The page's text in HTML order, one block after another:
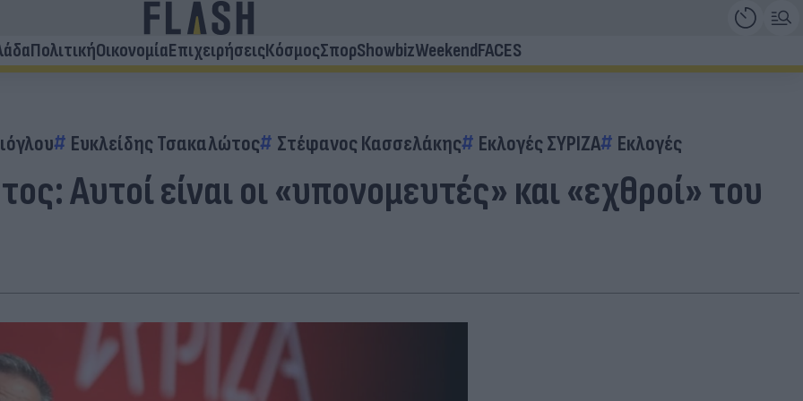
ΠολιτικήΟικονομίαΕπιχειρήσειςΚόσμοςΣπορShowbizWeekendFACES
Ευκλείδης Τσακαλώτος Στέφανος Κασσελάκης Εκλογές ΣΥΡΙΖΑ Εκλογές
Αυτοί είναι οι «υπονομευτές» και «εχθροί» του